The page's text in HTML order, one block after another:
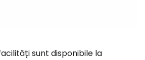
sunt disponibile la